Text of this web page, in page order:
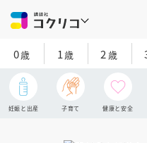
0歳 1歳 2 歳
妊娠と出産 子育て 健康と安全